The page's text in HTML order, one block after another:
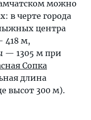
можно
в черте города
центра
418 м,
— 1305 м при
Сопка
длина
высот 300 м).